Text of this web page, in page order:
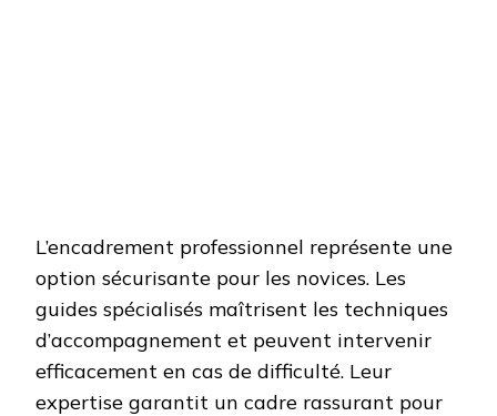
L’encadrement professionnel représente une
option sécurisante pour les novices. Les
guides spécialisés maîtrisent les techniques
d’accompagnement et peuvent intervenir
efficacement en cas de difficulté. Leur
expertise garantit un cadre rassurant pour